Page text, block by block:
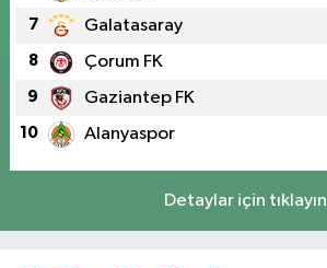
7 Galatasaray
8 Çorum FK
9 Gaziantep FK
10 Alanyaspor
Detaylar için tıklayın